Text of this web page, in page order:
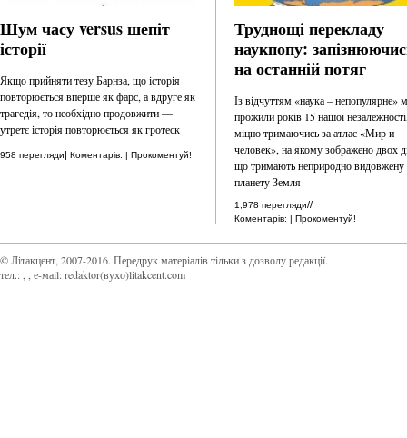
Шум часу versus шепіт
історії
Якщо прийняти тезу Барнза, що історія
повторюється вперше як фарс, а вдруге як
трагедія, то необхідно продовжити —
утретє історія повторюється як гротеск
958 перегляди| Коментарів: | Прокоментуй!
Труднощі перекладу
наукпопу:
на останній потяг
Із відчуттям «наука – непопулярне»
прожили років 15 нашої
міцно тримаючись за атлас «Мир и
человек», на якому зображено двох
що тримають неприродно видовжену
планету Земля
1,978 перегляди//
Коментарів: | Прокоментуй!
© Літакцент, 2007-2016. Передрук матеріалів тільки з дозволу редакції.
тел.:
, е-маіl:redaktor(вухо)litakcent.com